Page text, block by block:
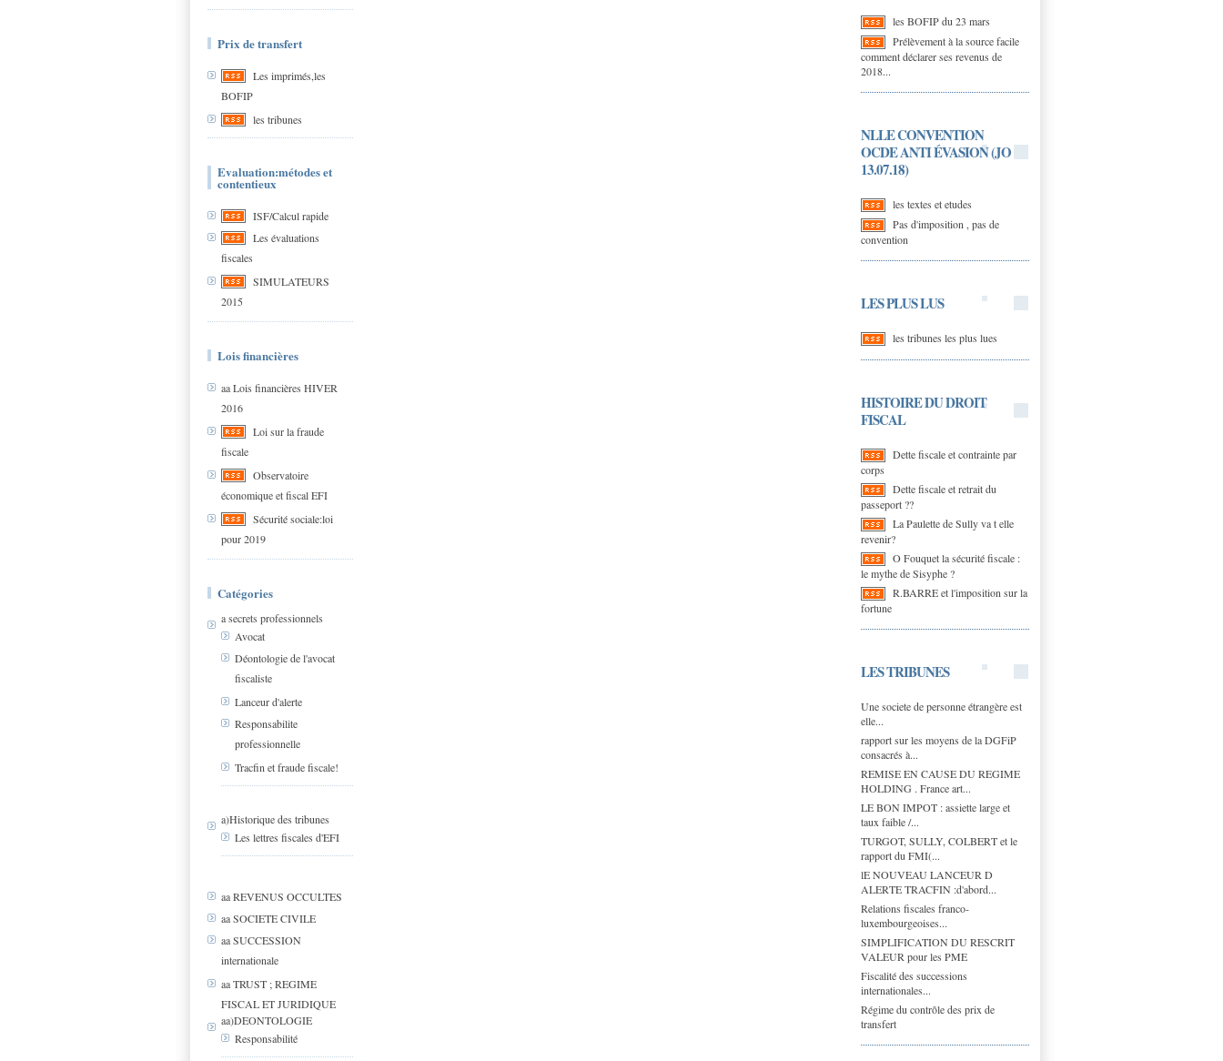
Prix de transfert
Les imprimés,les
BOFIP
les tribunes
Evaluation:métodes et
contentieux
ISF/Calcul rapide
Les évaluations
fiscales
SIMULATEURS
2015
Lois financières
aa Lois financières HIVER
2016
Loi sur la fraude
fiscale
Observatoire
économique et fiscal EFI
Sécurité sociale:loi
pour 2019
Catégories
a secrets professionnels
Avocat
Déontologie de l'avocat
fiscaliste
Lanceur d'alerte
Responsabilite
professionnelle
Tracfin et fraude fiscale!
a)Historique des tribunes
Les lettres fiscales d'EFI
aa REVENUS OCCULTES
aa SOCIETE CIVILE
aa SUCCESSION
internationale
aa TRUST ; REGIME
FISCAL ET JURIDIQUE
aa)DEONTOLOGIE
Responsabilité
les BOFIP du 23 mars
Prélèvement à la source facile
comment déclarer ses revenus de
2018...
NLLE CONVENTION
OCDE ANTI ÉVASION (JO
13.07.18)
les textes et etudes
Pas d'imposition , pas de
convention
LES PLUS LUS
les tribunes les plus lues
HISTOIRE DU DROIT
FISCAL
Dette fiscale et contrainte par
corps
Dette fiscale et retrait du
passeport ??
La Paulette de Sully va t elle
revenir?
O Fouquet la sécurité fiscale :
le mythe de Sisyphe ?
R.BARRE et l'imposition sur la
fortune
LES TRIBUNES
Une societe de personne étrangère est
elle...
rapport sur les moyens de la DGFiP
consacrés à...
REMISE EN CAUSE DU REGIME
HOLDING . France art...
LE BON IMPOT : assiette large et
taux faible /...
TURGOT, SULLY, COLBERT et le
rapport du FMI(...
lE NOUVEAU LANCEUR D
ALERTE TRACFIN :d'abord...
Relations fiscales franco-
luxembourgeoises...
SIMPLIFICATION DU RESCRIT
VALEUR pour les PME
Fiscalité des successions
internationales...
Régime du contrôle des prix de
transfert